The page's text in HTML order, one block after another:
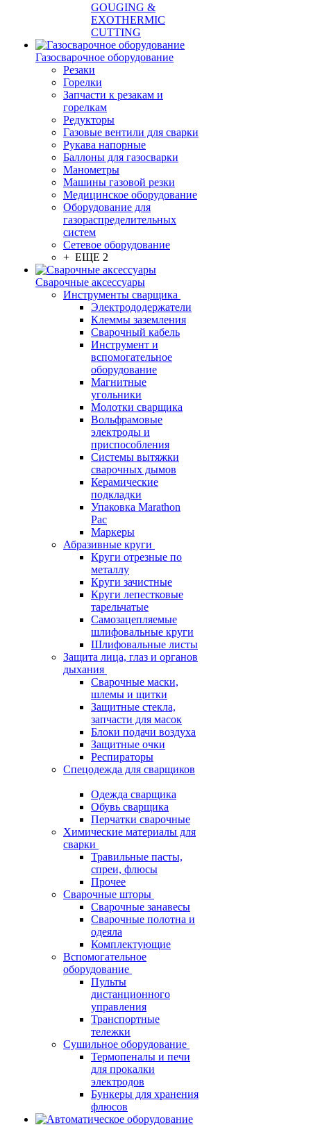
GOUGING &
EXOTHERMIC
CUTTING
Газосварочное оборудование
Резаки
Горелки
Запчасти к резакам и
горелкам
Редукторы
Газовые вентили для сварки
Рукава напорные
Баллоны для газосварки
Манометры
Машины газовой резки
Медицинское оборудование
Оборудование для
газораспределительных
систем
Сетевое оборудование
+ ЕЩЕ 2
Сварочные аксессуары
Инструменты сварщика
Электрододержатели
Клеммы заземления
Сварочный кабель
Инструмент и
вспомогательное
оборудование
Магнитные
угольники
Молотки сварщика
Вольфрамовые
электроды и
приспособления
Системы вытяжки
сварочных дымов
Керамические
подкладки
Упаковка Marathon
Pac
Маркеры
Абразивные круги
Круги отрезные по
металлу
Круги зачистные
Круги лепестковые
тарельчатые
Самозацепляемые
шлифовальные круги
Шлифовальные листы
Защита лица, глаз и органов
дыхания
Сварочные маски,
шлемы и щитки
Защитные стекла,
запчасти для масок
Блоки подачи воздуха
Защитные очки
Респираторы
Спецодежда для сварщиков
Одежда сварщика
Обувь сварщика
Перчатки сварочные
Химические материалы для
сварки
Травильные пасты,
спреи, флюсы
Прочее
Сварочные шторы
Сварочные занавесы
Сварочные полотна и
одеяла
Комплектующие
Вспомогательное
оборудование
Пульты
дистанционного
управления
Транспортные
тележки
Сушильное оборудование
Термопеналы и печи
для прокалки
электродов
Бункеры для хранения
флюсов